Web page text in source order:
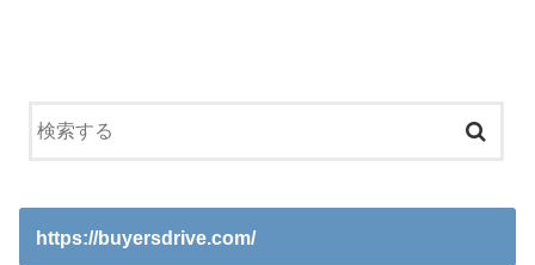
https://buyersdrive.com/